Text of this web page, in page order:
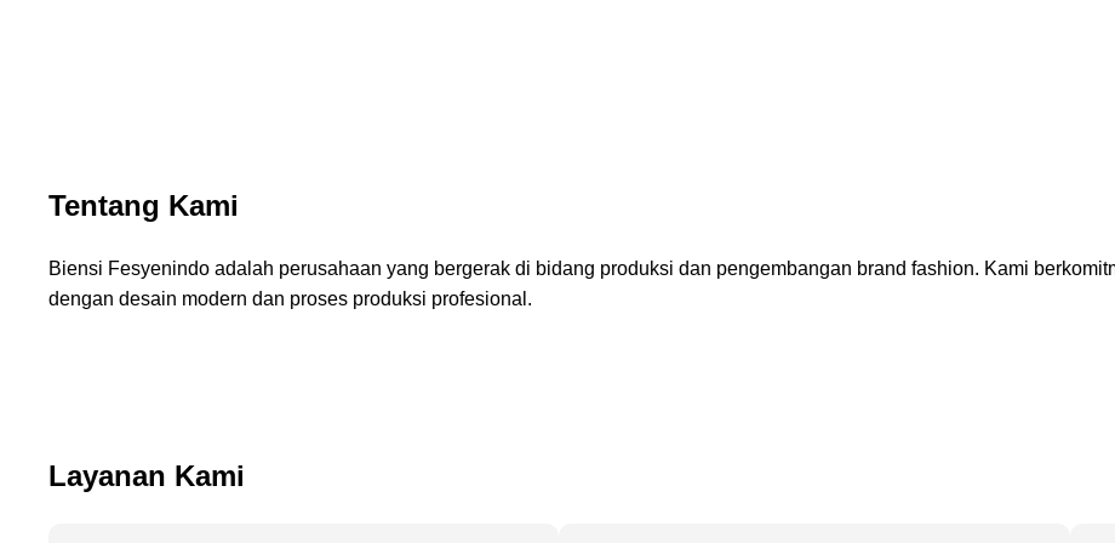
Tentang Kami
Biensi Fesyenindo adalah perusahaan yang bergerak di bidang produksi dan pengembangan brand fashion. Kami
dengan desain modern dan proses produksi profesional.
Layanan Kami